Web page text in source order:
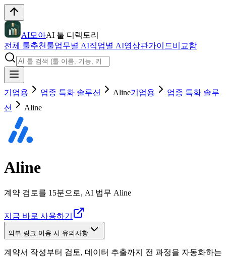
AI모아AI 툴 디렉토리
전체 툴추천툴업무별 AI직업별 AI영상관가이드비교함
기업용 업종 특화 솔루션 Aline기업용
업종 특화 솔루
션
Aline
Aline
계약 검토를 15분으로, AI 법무 Aline
지금 바로 사용하기
외부 링크 이용 시 유의사항
계약서 작성부터 검토, 데이터 추출까지 전 과정을 자동화하는